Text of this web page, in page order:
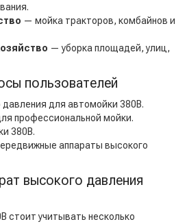
— мойка тракторов, комбайнов и
— уборка площадей, улиц,
пользователей
для автомойки 380В.
профессиональной мойки.
380В.
аппараты высокого
высокого давления
стоит учитывать несколько